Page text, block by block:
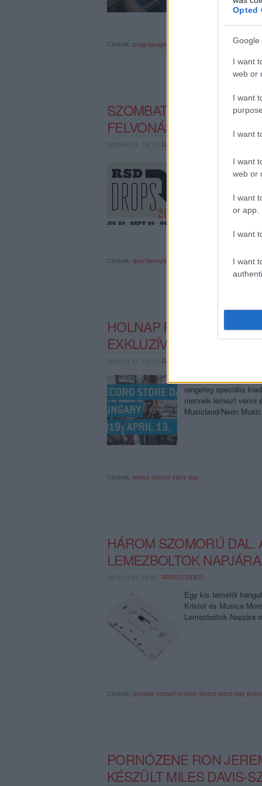
Opted
Google
I want
web or
I want
I want
I want
web or
I want
or app.
I want
I want
Címkék: programajánló record store day
SZOMBATON RECORD
FELVONÁS!
2020.08.24. 18:10, GAINES
Rendes
Magyarországon is a
szervezők végül
Címkék: duel lemezbolt sallai lászló
HOLNAP RECORD
EXKLUZÍV
2019.04.12. 13:13, GAINES
rengeteg speciális
mennek lemezt venni
Musicland/Neon
Címkék: lemez record store day
HÁROM SZOMORÚ DAL.
LEMEZBOLTOK
2018.04.20. 18:00, RRRECORDER
Egy kis temetői
Kristof és Musica
Lemezboltok Napjára
Címkék: premier norbert kristof record store day
PORNÓZENE RON
KÉSZÜLT MILES DAVIS-